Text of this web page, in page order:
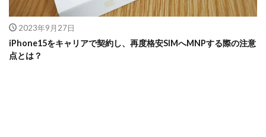
2023年9月27日
iPhone15をキャリアで契約し、再度格安SIMへMNPする際の注意
点とは？